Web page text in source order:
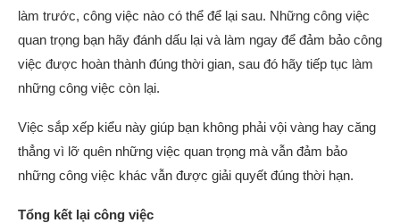
làm trước, công việc nào có thể để lại sau. Những công việc
quan trọng bạn hãy đánh dấu lại và làm ngay để đảm bảo công
việc được hoàn thành đúng thời gian, sau đó hãy tiếp tục làm
những công việc còn lại.
Việc sắp xếp kiểu này giúp bạn không phải vội vàng hay căng
thẳng vì lỡ quên những việc quan trọng mà vẫn đảm bảo
những công việc khác vẫn được giải quyết đúng thời hạn.
Tổng kết lại công việc